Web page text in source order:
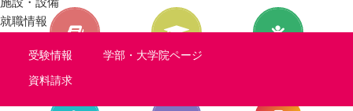
施設・設備
就職情報
受験情報 学部・大学院ページ
資料請求